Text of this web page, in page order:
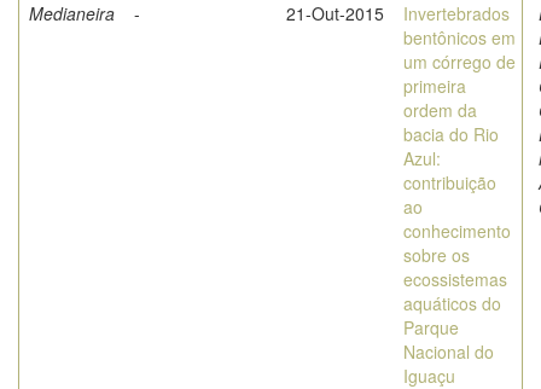
Medianeira - 21-Out-2015
Invertebrados
bentônicos em
um córrego de
primeira
ordem da
bacia do Rio
Azul:
contribuição
ao
conhecimento
sobre os
ecossistemas
aquáticos do
Parque
Nacional do
Iguaçu